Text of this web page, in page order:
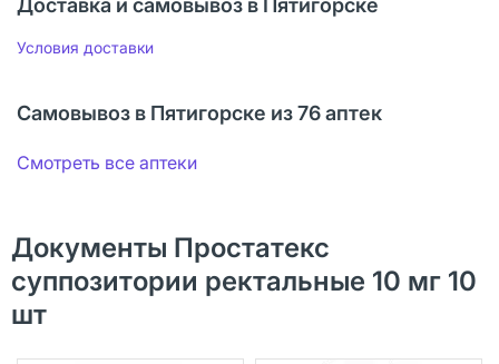
Условия доставки
Самовывоз в Пятигорске из 76 аптек
Смотреть все аптеки
Документы Простатекс
суппозитории ректальные 10 мг 10
шт